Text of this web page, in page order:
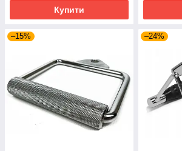
Купити
–15% –24%